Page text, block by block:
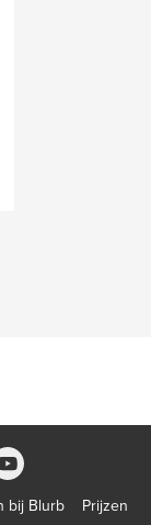
bij Blurb Prijzen